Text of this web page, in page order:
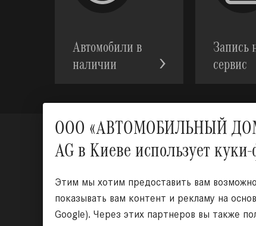
ООО «АВТОМОБИЛЬНЫЙ ДОМ
AG в Киеве использует
Этим мы хотим предоставить вам
показывать вам контент и рекламу на
Google). Через этих партнеров вы также
Автомобили в
наличии
Запись
сервис